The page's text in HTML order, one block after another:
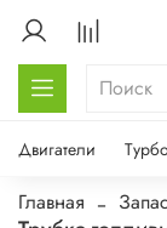
Двигатели
Главная